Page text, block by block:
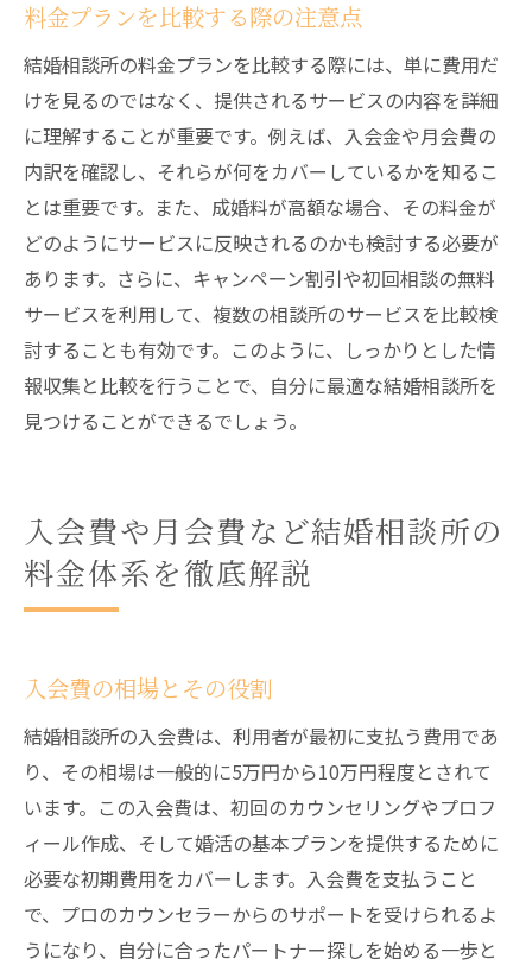
料金プランを比較する際の注意点
結婚相談所の料金プランを比較する際には、単に費用だ
けを見るのではなく、提供されるサービスの内容を詳細
に理解することが重要です。例えば、入会金や月会費の
内訳を確認し、それらが何をカバーしているかを知るこ
とは重要です。また、成婚料が高額な場合、その料金が
どのようにサービスに反映されるのかも検討する必要が
あります。さらに、キャンペーン割引や初回相談の無料
サービスを利用して、複数の相談所のサービスを比較検
討することも有効です。このように、しっかりとした情
報収集と比較を行うことで、自分に最適な結婚相談所を
見つけることができるでしょう。
入会費や月会費など結婚相談所の
料金体系を徹底解説
入会費の相場とその役割
結婚相談所の入会費は、利用者が最初に支払う費用であ
り、その相場は一般的に5万円から10万円程度とされて
います。この入会費は、初回のカウンセリングやプロフ
ィール作成、そして婚活の基本プランを提供するために
必要な初期費用をカバーします。入会費を支払うこと
で、プロのカウンセラーからのサポートを受けられるよ
うになり、自分に合ったパートナー探しを始める一歩と